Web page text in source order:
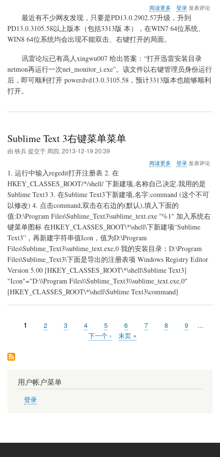
阅读更多
关
于
级
后
无
法
登录发表评论
最近有不少网友发现，只要是PD13.0.2902.57升级，升到
PD13.0.3105.58以上版本（包括3313版 本），在WIN7 64位系统、
WIN8 64位系统均会出现不能双击、右键打开的局面。
讯雷论坛已有高人xingwu007 给出答案：“打开迅雷安装目录
netmon再运行一次net_monitor_i.exe”。该文件以右键管理员身份运行
后，即可顺利打开 powerdvd13.0.3105.58，预计3313版本也能够顺利
打开。
Sublime Text 3右键菜单菜单
由 铁兵提交于 周四, 2013-12-19 20:39
阅读更多
Sublime
Text
3
右
键
单
单
登录发表评论
1. 运行中输入regedit打开注册表 2. 在
HKEY_CLASSES_ROOT/*/shell/ 下新建项,名称自己决定.我用的是
Sublime Text3 3. 在Sublime Text3下新建项,名字:command (这个不可
以修改) 4. 点击command,双击在右边的(默认),填入下面的
值:D:\Program Files\Sublime_Text3\sublime_text.exe "%1" 加入系统右
键菜单图标 在HKEY_CLASSES_ROOT\*\shell\下新建项“Sublime
Text3”，再新建字符串值Icon，值为D:\Program
Files\Sublime_Text3\sublime_text.exe,0 我的安装目录：D:\Program
Files\Sublime_Text3\下面是导出的注册表项 Windows Registry Editor
Version 5.00 [HKEY_CLASSES_ROOT\*\shell\Sublime Text3]
"Icon"="D:\\Program Files\\Sublime_Text3\\sublime_text.exe,0"
[HKEY_CLASSES_ROOT\*\shell\Sublime Text3\command]
当
1
页
2
页
3
页
面
4
页
面
5
页
面
6
页
7
页
8
页
9
…
下
下一个 ›
末
末页 »
用户帐户菜单
登录